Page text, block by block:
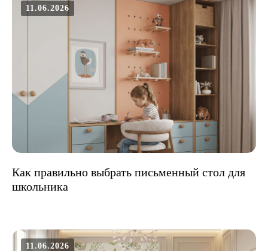
11.06.2026
Как правильно выбрать письменный стол для
школьника
11.06.2026